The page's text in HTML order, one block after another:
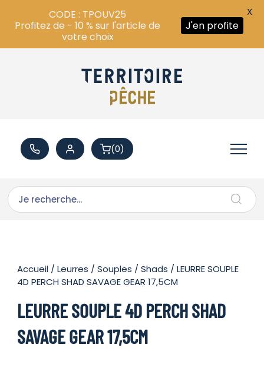
(0)
Accueil /Leurres /Souples /Shads / LEURRE SOUPLE
4D PERCH SHAD SAVAGE GEAR 17,5CM
LEURRE SOUPLE 4D PERCH SHAD
SAVAGE GEAR 17,5CM
CODE : TPOUV25
Profitez de - 10 % sur l'article de
votre choix
J'en profite
X